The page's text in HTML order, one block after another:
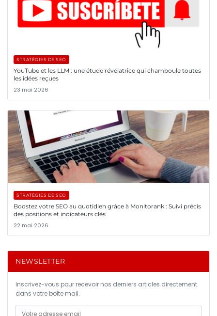
STRATÉGIES DE SEO
YouTube et les LLM : une étude révélatrice qui chamboule toutes
les idées reçues
23 mai 2026
STRATÉGIES DE SEO
Boostez votre SEO au quotidien grâce à Monitorank : Suivi précis
des positions et indicateurs clés
22 mai 2026
NEWSLETTER
Inscrivez-vous pour recevoir nos derniers articles directement
dans votre boîte mail.